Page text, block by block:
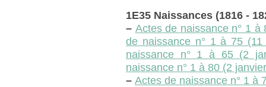
1E35 Naissances (1816 -
– Actes de naissance n° 1
de naissance n° 1 à 75
naissance n° 1 à 65 (2
naissance n° 1 à 80 (2
– Actes de naissance n° 1 à